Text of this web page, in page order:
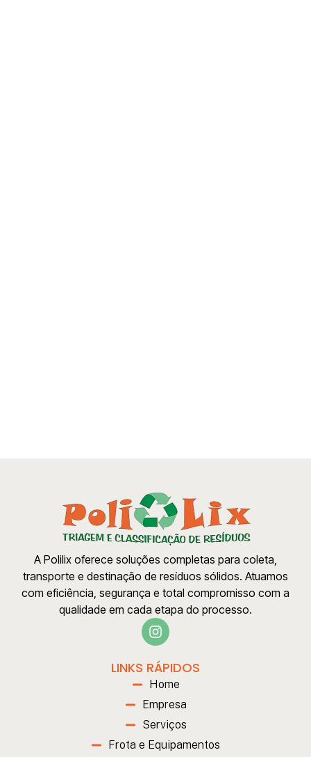
A Polilix oferece soluções completas para coleta,
transporte e destinação de resíduos sólidos. Atuamos
com eficiência, segurança e total compromisso com a
qualidade em cada etapa do processo.
LINKS RÁPIDOS
Home
Empresa
Serviços
Frota e Equipamentos